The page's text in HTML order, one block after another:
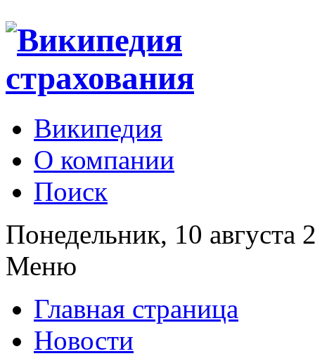
Википедия
О компании
Поиск
Понедельник, 10 августа
Меню
Главная страница
Новости